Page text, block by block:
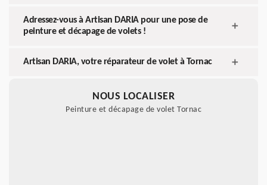
Adressez-vous à Artisan DARIA pour une pose de
peinture et décapage de volets !
Artisan DARIA, votre réparateur de volet à Tornac
NOUS LOCALISER
Peinture et décapage de volet Tornac